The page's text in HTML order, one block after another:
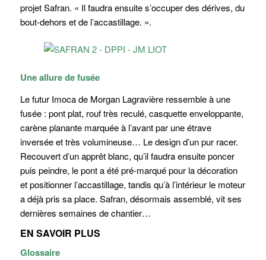
projetSafran. « Il faudra ensuite s’occuper des dérives, du
bout-dehors et de l’accastillage. ».
Une allure de fusée
Le futur Imoca de Morgan Lagravière ressemble à une
fusée : pont plat, rouf très reculé, casquette enveloppante,
carène planante marquée à l’avant par une étrave
inversée et très volumineuse… Le design d’un pur racer.
Recouvert d’un apprêt blanc, qu’il faudra ensuite poncer
puis peindre, le pont a été pré-marqué pour la décoration
et positionner l’accastillage, tandis qu’à l’intérieur le moteur
a déjà pris sa place. Safran, désormais assemblé, vit ses
dernières semaines de chantier…
EN SAVOIR PLUS
Glossaire